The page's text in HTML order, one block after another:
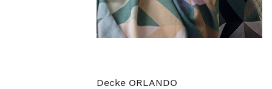
Decke ORLANDO